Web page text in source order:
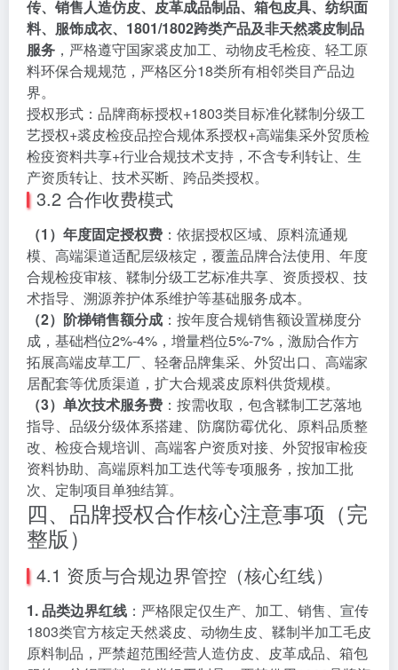
传、销售人造仿皮、皮革成品制品、箱包皮具、纺织面
料、服饰成衣、1801/1802跨类产品及非天然裘皮制品
服务 ，严格遵守国家裘皮加工、动物皮毛检疫、轻工原
料环保合规规范，严格区分18类所有相邻类目产品边
界。
授权形式：品牌商标授权+1803类目标准化鞣制分级工
艺授权+裘皮检疫品控合规体系授权+高端集采外贸质检
检疫资料共享+行业合规技术支持，不含专利转让、生
产资质转让、技术买断、跨品类授权。
3.2 合作收费模式
（1）年度固定授权费 ：依据授权区域、原料流通规
模、高端渠道适配层级核定，覆盖品牌合法使用、年度
合规检疫审核、鞣制分级工艺标准共享、资质授权、技
术指导、溯源养护体系维护等基础服务成本。
（2）阶梯销售额分成 ：按年度合规销售额设置梯度分
成，基础档位2%-4%，增量档位5%-7%，激励合作方
拓展高端皮草工厂、轻奢品牌集采、外贸出口、高端家
居配套等优质渠道，扩大合规裘皮原料供货规模。
（3）单次技术服务费 ：按需收取，包含鞣制工艺落地
指导、品级分级体系搭建、防腐防霉优化、原料品质整
改、检疫合规培训、高端客户资质对接、外贸报审检疫
资料协助、高端原料加工迭代等专项服务，按加工批
次、定制项目单独结算。
四、品牌授权合作核心注意事项（完
整版）
4.1 资质与合规边界管控（核心红线）
1. 品类边界红线 ：严格限定仅生产、加工、销售、宣传
1803类官方核定天然裘皮、动物生皮、鞣制半加工毛皮
原料制品，严禁超范围经营人造仿皮、皮革成品、箱包